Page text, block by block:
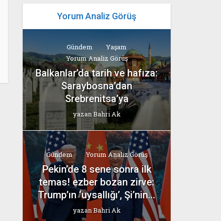
Yorum Analiz Görüş
Gündem
Yaşam
Yorum Analiz Görüş
Balkanlar’da tarih ve hafıza:
Saraybosna’dan
Srebrenitsa’ya
yazanBahri Ak
Gündem Yorum Analiz Görüş
Pekin’de 8 sene sonra ilk
temas! ezber bozan zirve:
Trump’ın ‘uysallığı’, Şi’nin...
yazanBahri Ak